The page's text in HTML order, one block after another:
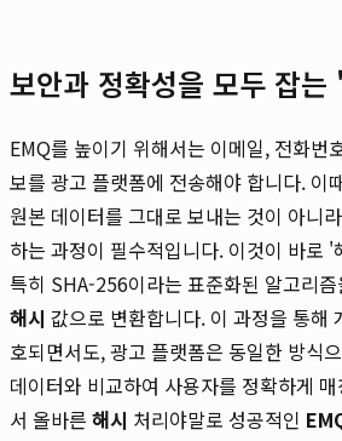
보안과 정확성을 모두 잡
EMQ를 높이기 위해서는 이메일, 전화번
보를 광고 플랫폼에 전송해야 합니다. 이
원본 데이터를 그대로 보내는 것이 아니
하는 과정이 필수적입니다. 이것이 바로
특히 SHA-256이라는 표준화된 알고리
해시 값으로 변환합니다. 이 과정을 통해
호되면서도, 광고 플랫폼은 동일한 방식
데이터와 비교하여 사용자를 정확하게
서 올바른 해시 처리야말로 성공적인